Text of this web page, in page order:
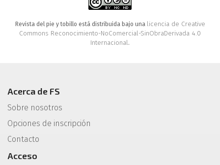
Revista del pie y tobillo está distribuida bajo una licencia de Creative
Commons Reconocimiento-NoComercial-SinObraDerivada 4.0
Internacional.
Acerca de FS
Sobre nosotros
Opciones de inscripción
Contacto
Acceso